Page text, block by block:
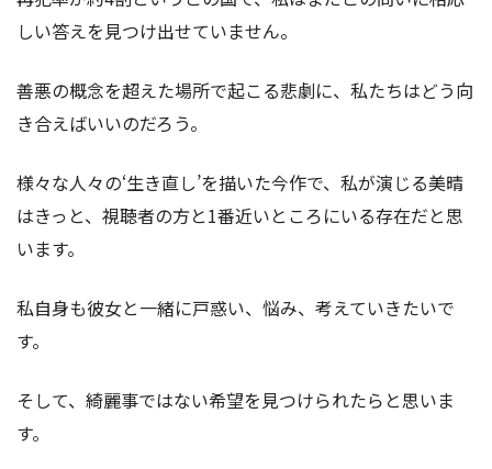
しい答えを見つけ出せていません。
善悪の概念を超えた場所で起こる悲劇に、私たちはどう向
き合えばいいのだろう。
様々な人々の‘生き直し’を描いた今作で、私が演じる美晴
はきっと、視聴者の方と1番近いところにいる存在だと思
います。
私自身も彼女と一緒に戸惑い、悩み、考えていきたいで
す。
そして、綺麗事ではない希望を見つけられたらと思いま
す。